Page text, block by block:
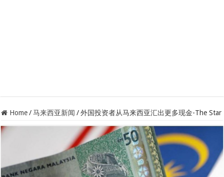
Home / 马来西亚新闻 / 外国投资者从马来西亚汇出更多现金-The Star